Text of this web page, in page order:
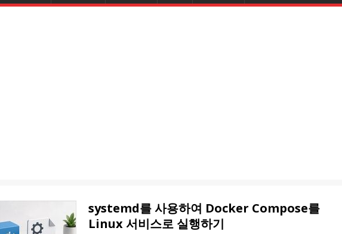
systemd를 사용하여 Docker Compose를
Linux 서비스로 실행하기